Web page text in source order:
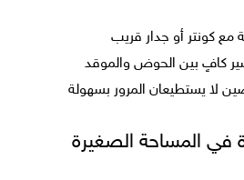
مع كونتر أو جدار قريب
كافٍ بين الحوض والموقد
يستطيعان المرور بسهولة
في المساحة الصغيرة